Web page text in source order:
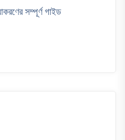
সম্পূর্ণ গাইড